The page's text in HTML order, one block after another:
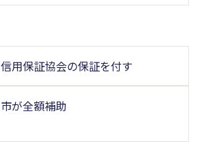
信用保証協会の保証を付す
市が全額補助